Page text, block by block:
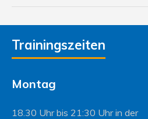
Trainingszeiten
Montag
18.30 Uhr bis 21:30 Uhr in der